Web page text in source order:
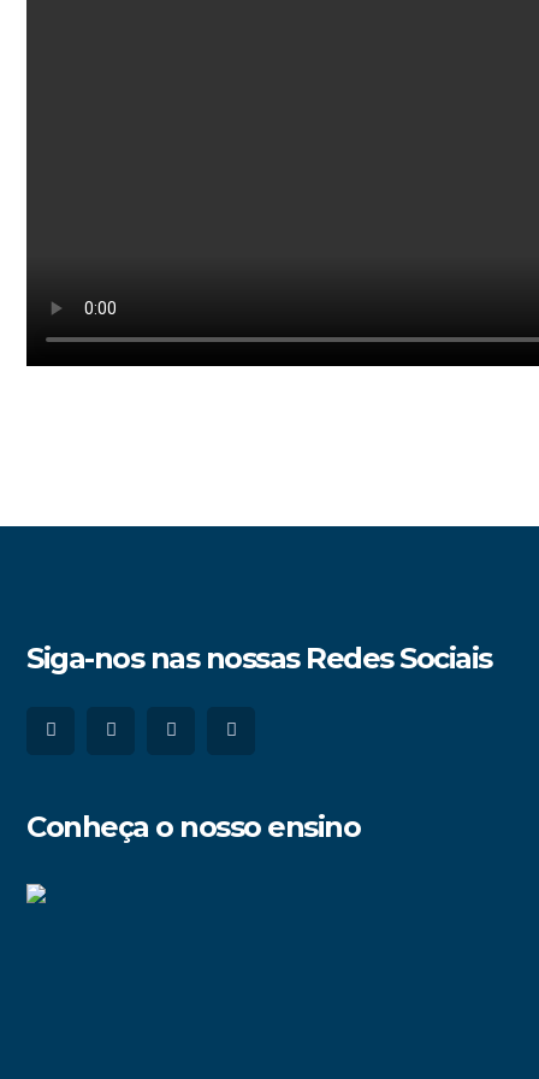
Siga-nos nas nossas Redes Sociais
Conheça o nosso ensino